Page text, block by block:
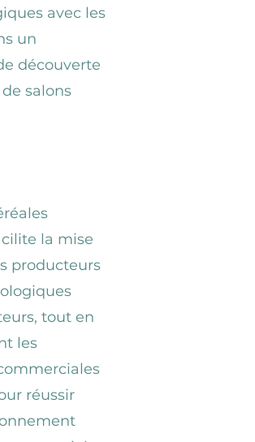
avec les
un
découverte
salons
la mise
producteurs
tout en
les
réussir